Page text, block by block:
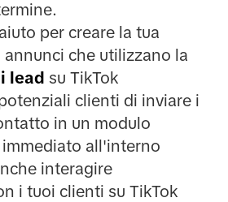
per creare la tua
che utilizzano la
lead su TikTok
clienti di inviare i
in un modulo
all'interno
interagire
i tuoi clienti su TikTok